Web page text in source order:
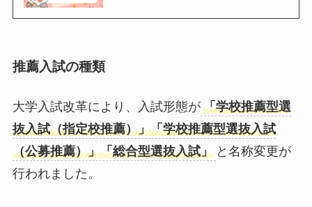
推薦入試の種類
大学入試改革により、入試形態が 「学校推薦型選
抜入試（指定校推薦）」「学校推薦型選抜入試
（公募推薦）」「総合型選抜入試」 と名称変更が
行われました。